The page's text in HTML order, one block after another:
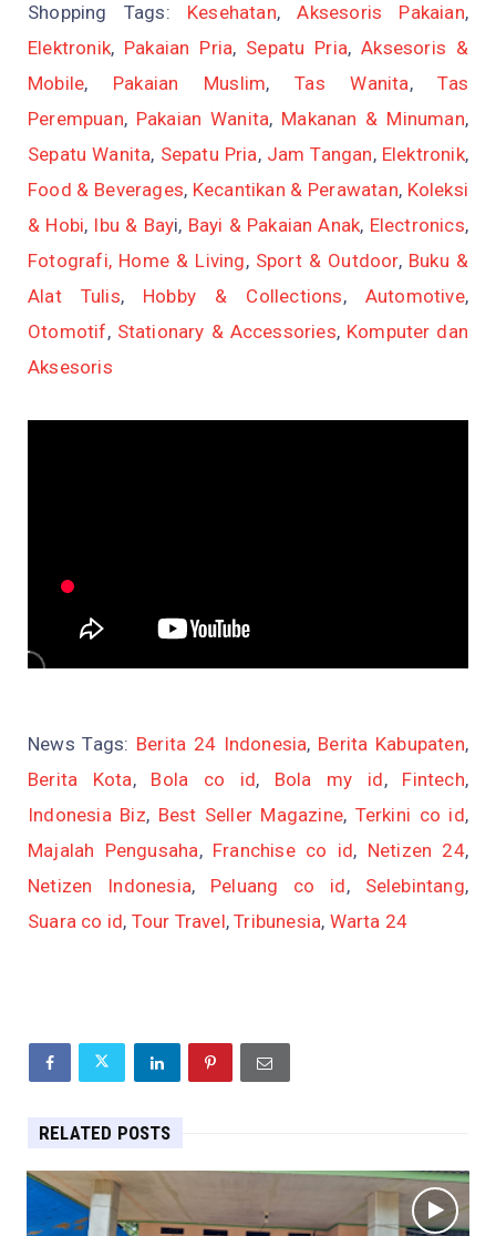
Shopping Tags: Kesehatan,Aksesoris Pakaian,
Elektronik, Pakaian Pria, Sepatu Pria,Aksesoris &
Mobile, Pakaian Muslim,Tas Wanita,Tas
Perempuan, Pakaian Wanita, Makanan & Minuman,
Sepatu Wanita, Sepatu Pria, Jam Tangan, Elektronik,
Food & Beverages, Kecantikan & Perawatan, Koleksi
& Hobi, Ibu & Bayi, Bayi & Pakaian Anak, Electronics,
Fotografi, Home & Living, Sport & Outdoor, Buku &
Alat Tulis, Hobby & Collections, Automotive,
Otomotif, Stationary & Accessories, Komputer dan
Aksesoris
News Tags: Berita 24 Indonesia, Berita Kabupaten,
Berita Kota, Bola co id, Bola my id, Fintech,
Indonesia Biz, Best Seller Magazine, Terkini co id,
Majalah Pengusaha, Franchise co id, Netizen 24,
Netizen Indonesia, Peluang co id, Selebintang,
Suara co id, Tour Travel,Tribunesia, Warta 24
RELATED POSTS